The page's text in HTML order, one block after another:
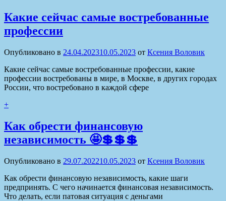
Какие сейчас самые востребованные
профессии
Опубликовано в 24.04.202310.05.2023 от Ксения Воловик
Какие сейчас самые востребованные профессии, какие
профессии востребованы в мире, в Москве, в других городах
России, что востребовано в каждой сфере
+
Как обрести финансовую
независимость 🤩💲💲💲
Опубликовано в 29.07.202210.05.2023 от Ксения Воловик
Как обрести финансовую независимость, какие шаги
предпринять. С чего начинается финансовая независимость.
Что делать, если патовая ситуация с деньгами